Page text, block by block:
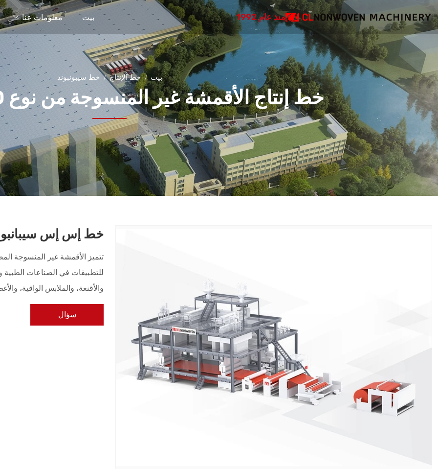
منذ عام 1992 بيت معلومات عنا
بيت خط الإنتاج خط سيبونبوند
خط إنتاج الأقمشة غير المنسوجة من نوع SPUNBOND
خط إس إس
تتميز الأقمشة غير المنسوجة
للتطبيقات في الصناعات الطبية
والأقنعة، والملابس الواقية،
سؤال